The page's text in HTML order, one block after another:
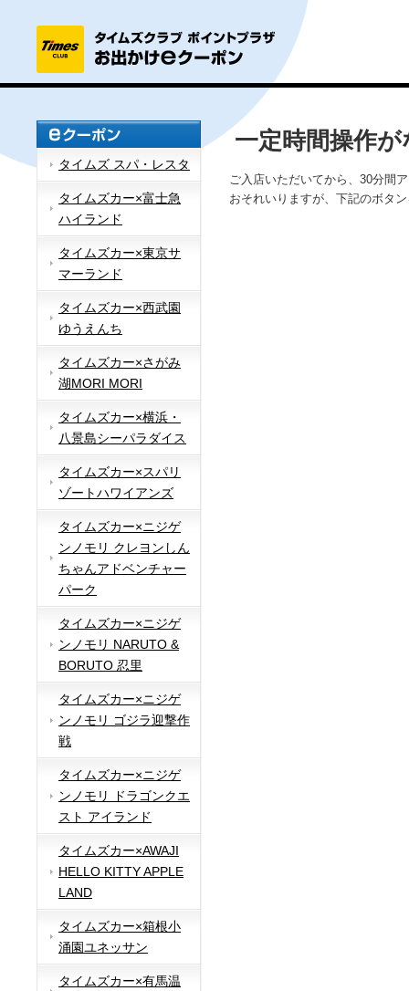
タイムズ スパ・レスタ
タイムズカー×富士急
ハイランド
タイムズカー×東京サ
マーランド
タイムズカー×西武園
ゆうえんち
タイムズカー×さがみ
湖MORI MORI
タイムズカー×横浜・
八景島シーパラダイス
タイムズカー×スパリ
ゾートハワイアンズ
タイムズカー×ニジゲ
ンノモリ クレヨンしん
ちゃんアドベンチャー
パーク
タイムズカー×ニジゲ
ンノモリ NARUTO &
BORUTO 忍里
タイムズカー×ニジゲ
ンノモリ ゴジラ迎撃作
戦
タイムズカー×ニジゲ
ンノモリ ドラゴンクエ
スト アイランド
タイムズカー×AWAJI
HELLO KITTY APPLE
LAND
タイムズカー×箱根小
涌園ユネッサン
タイムズカー×有馬温
一定時間操作
ご入店いただいてから、30分間
おそれいりますが、下記のボタ